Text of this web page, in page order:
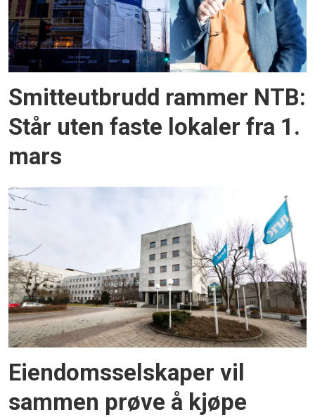
Smitteutbrudd rammer NTB:
Står uten faste lokaler fra 1.
mars
Eiendomsselskaper vil
sammen prøve å kjøpe